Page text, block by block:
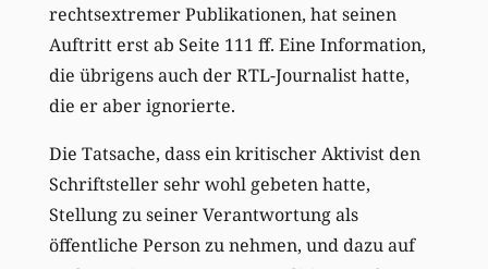
rechtsextremer Publikationen, hat seinen
Auftritt erst ab Seite 111 ff. Eine Information,
die übrigens auch der RTL-Journalist hatte,
die er aber ignorierte.
Die Tatsache, dass ein kritischer Aktivist den
Schriftsteller sehr wohl gebeten hatte,
Stellung zu seiner Verantwortung als
öffentliche Person zu nehmen, und dazu auf